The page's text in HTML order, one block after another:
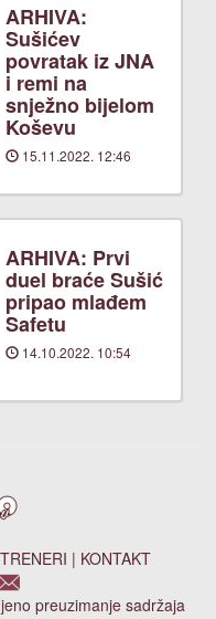
ARHIVA:
Sušićev
povratak iz JNA
i remi na
snježno bijelom
Koševu
15.11.2022. 12:46
ARHIVA: Prvi
duel braće Sušić
pripao mlađem
Safetu
14.10.2022. 10:54
TRENERI | KONTAKT
preuzimanje sadržaja